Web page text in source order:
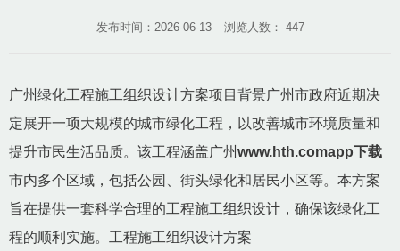
发布时间：2026-06-13 浏览人数： 447
广州绿化工程施工组织设计方案项目背景广州市政府近期决
定展开一项大规模的城市绿化工程，以改善城市环境质量和
提升市民生活品质。该工程涵盖广州www.hth.comapp下载
市内多个区域，包括公园、街头绿化和居民小区等。本方案
旨在提供一套科学合理的工程施工组织设计，确保该绿化工
程的顺利实施。工程施工组织设计方案